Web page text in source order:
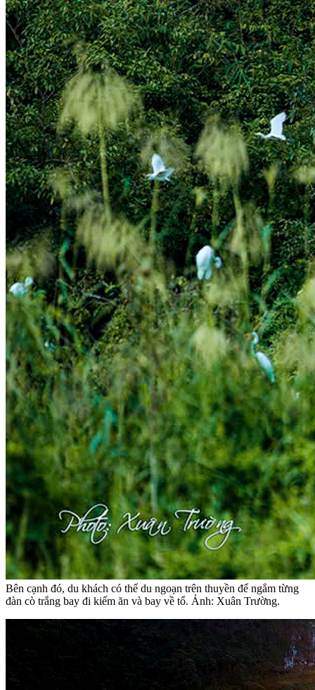
Bên cạnh đó, du khách có thể du ngoạn trên thuyền để ngắm từng
đàn cò trắng bay đi kiếm ăn và bay về tổ. Ảnh: Xuân Trường.